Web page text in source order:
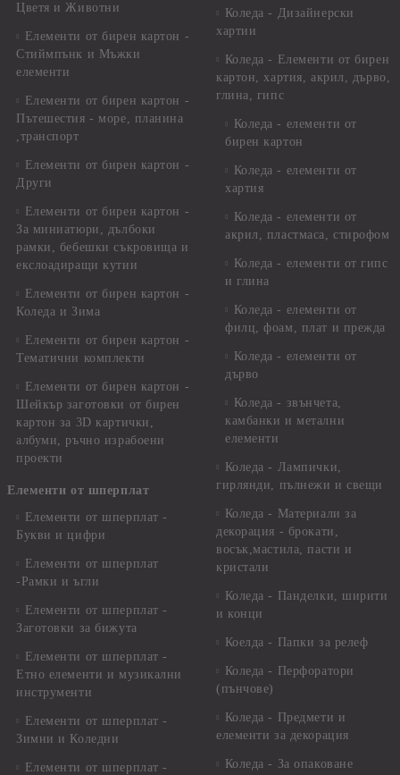
Цветя и Животни
Елементи от бирен картон -
Стиймпънк и Мъжки
елементи
Елементи от бирен картон -
Пътешестия - море, планина
,транспорт
Елементи от бирен картон -
Други
Елементи от бирен картон -
За миниатюри, дълбоки
рамки, бебешки съкровища и
екслоадиращи кутии
Елементи от бирен картон -
Коледа и Зима
Елементи от бирен картон -
Тематични комплекти
Елементи от бирен картон -
Шейкър заготовки от бирен
картон за 3D картички,
албуми, ръчно израбоени
проекти
Елементи от шперплат
Елементи от шперплат -
Букви и цифри
Елементи от шперплат
-Рамки и ъгли
Елементи от шперплат -
Заготовки за бижута
Елементи от шперплат -
Етно елементи и музикални
инструменти
Елементи от шперплат -
Зимни и Коледни
Елементи от шперплат -
Коледа - Дизайнерски
хартии
Коледа - Eлементи от бирен
картон, хартия, акрил, дърво,
глина, гипс
Коледа - елементи от
бирен картон
Коледа - елементи от
хартия
Коледа - елементи от
акрил, пластмаса, стирофом
Коледа - елементи от гипс
и глина
Коледа - елементи от
филц, фоам, плат и прежда
Коледа - елементи от
дърво
Коледа - звънчета,
камбанки и метални
елементи
Коледа - Лампички,
гирлянди, пълнежи и свещи
Коледа - Материали за
декорация - брокати,
восък,мастила, пасти и
кристали
Коледа - Панделки, ширити
и конци
Коелда - Папки за релеф
Коледа - Перфоратори
(пънчове)
Коледа - Предмети и
елементи за декорация
Коледа - За опаковане